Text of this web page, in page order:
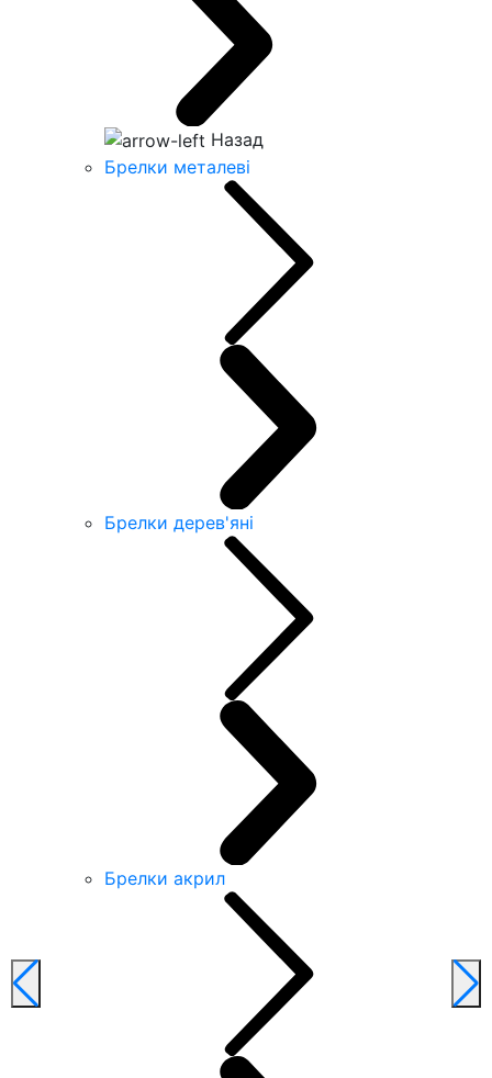
Назад
Брелки металеві
Брелки дерев'яні
Брелки акрил